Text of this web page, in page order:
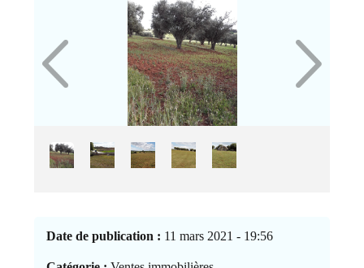
Date de publication : 11 mars 2021 - 19:56